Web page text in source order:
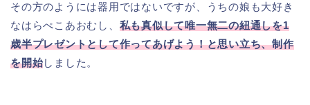
その方のようには器用ではないですが、うちの娘も大好き
なはらぺこあおむし、 私も真似して唯一無二の紐通しを1
歳半プレゼントとして作ってあげよう！と思い立ち、制作
を開始しました。